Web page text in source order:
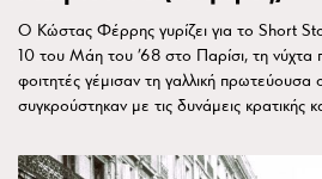
Ο Κώστας Φέρρης γυρίζει για το Short
10 του Μάη του ’68 στο Παρίσι, τη νύχτα
φοιτητές γέμισαν τη γαλλική
συγκρούστηκαν με τις δυνάμεις κρατικής